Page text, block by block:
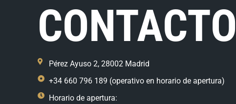
CONTACTO
Pérez Ayuso 2, 28002 Madrid
+34 660 796 189 (operativo en horario de apertura)
Horario de apertura: